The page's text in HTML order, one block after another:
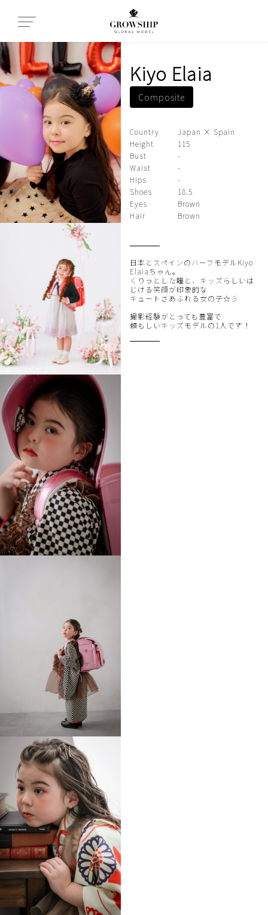
Kiyo Elaia
Composite
Country
Japan × Spain
Height
115
Bust
-
Waist
-
Hips
-
Shoes
18.5
Eyes
Brown
Hair
Brown
日本とスペインのハーフモデルKiyo
Elaiaちゃん。
くりっとした瞳と、キッズらしいは
じける笑顔が印象的な
キュートさあふれる女の子☆彡
撮影経験がとっても豊富で
頼もしいキッズモデルの1人です！